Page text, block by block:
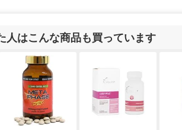
人はこんな商品も買っています